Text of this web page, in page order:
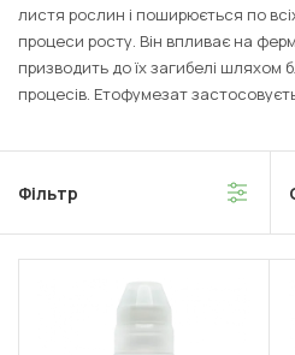
листя рослин і поширюється по
процеси росту. Він впливає на
призводить до їх загибелі шляхом
процесів. Етофумезат
рослин при правильному
Фільтр